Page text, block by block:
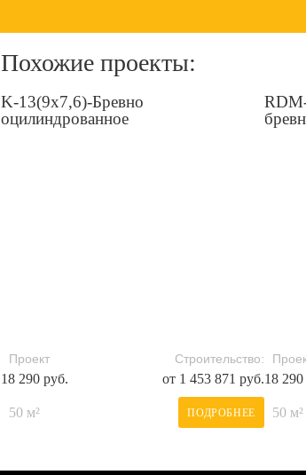
Похожие проекты:
K-13(9х7,6)-Бревно
оцилиндрованное
Проект
18 290 руб.
Строительство:
от 1 453 871 руб.
50 м² ПОДРОБНЕЕ
18
50 м²